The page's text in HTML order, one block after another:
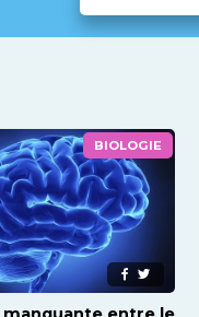
BIOLOGIE